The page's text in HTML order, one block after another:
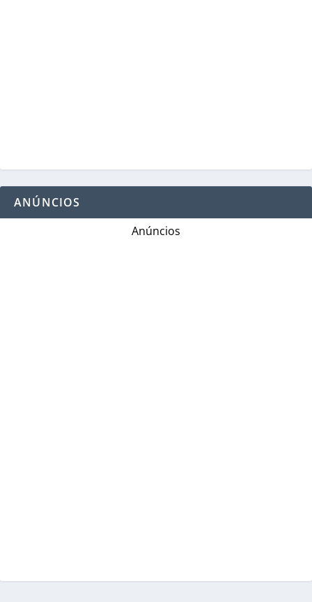
ANÚNCIOS
Anúncios